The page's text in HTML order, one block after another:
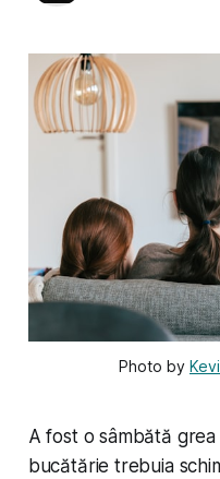
Photo by
A fost o sâmbătă
bucătărie trebuia